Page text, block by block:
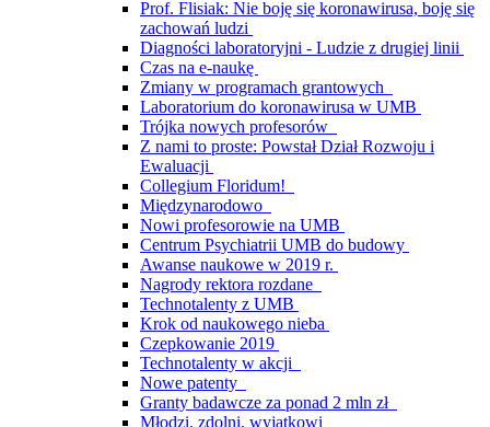
Prof. Flisiak: Nie boję się koronawirusa, boję się
zachowań ludzi
Diagności laboratoryjni - Ludzie z drugiej linii
Czas na e-naukę
Zmiany w programach grantowych
Laboratorium do koronawirusa w UMB
Trójka nowych profesorów
Z nami to proste: Powstał Dział Rozwoju i
Ewaluacji
Collegium Floridum!
Międzynarodowo
Nowi profesorowie na UMB
Centrum Psychiatrii UMB do budowy
Awanse naukowe w 2019 r.
Nagrody rektora rozdane
Technotalenty z UMB
Krok od naukowego nieba
Czepkowanie 2019
Technotalenty w akcji
Nowe patenty
Granty badawcze za ponad 2 mln zł
Młodzi, zdolni, wyjątkowi